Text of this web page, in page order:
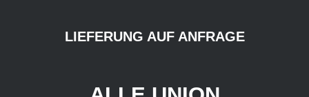
LIEFERUNG AUF ANFRAGE